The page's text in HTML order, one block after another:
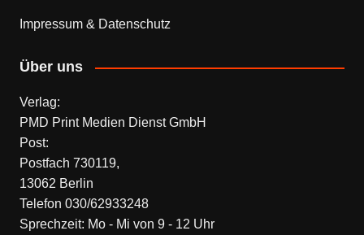
Impressum & Datenschutz
Über uns
Verlag:
PMD Print Medien Dienst GmbH
Post:
Postfach 730119,
13062 Berlin
Telefon 030/62933248
Sprechzeit: Mo - Mi von 9 - 12 Uhr